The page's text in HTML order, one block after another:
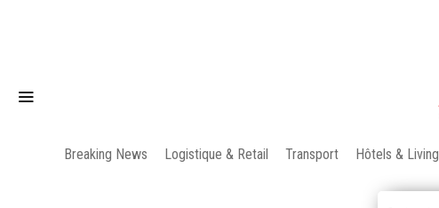
Breaking News Logistique & Retail Transport Hôtels & Living